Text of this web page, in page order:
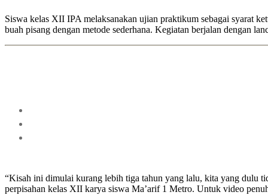
Siswa kelas XII IPA melaksanakan ujian praktikum sebagai syarat
buah pisang dengan metode sederhana. Kegiatan berjalan dengan
“Kisah ini dimulai kurang lebih tiga tahun yang lalu, kita yang dulu
perpisahan kelas XII karya siswa Ma’arif 1 Metro. Untuk video